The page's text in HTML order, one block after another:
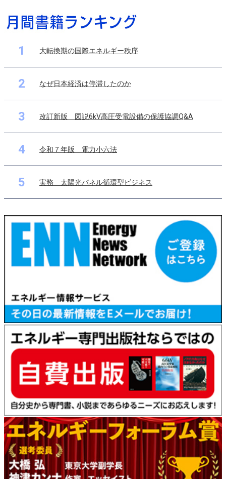
1 大転換期の国際エネルギー秩序
2 なぜ日本経済は停滞したのか
3 改訂新版 図説6kV高圧受電設備の保護協調Q&A
4 令和７年版 電力小六法
5 実務 太陽光パネル循環型ビジネス